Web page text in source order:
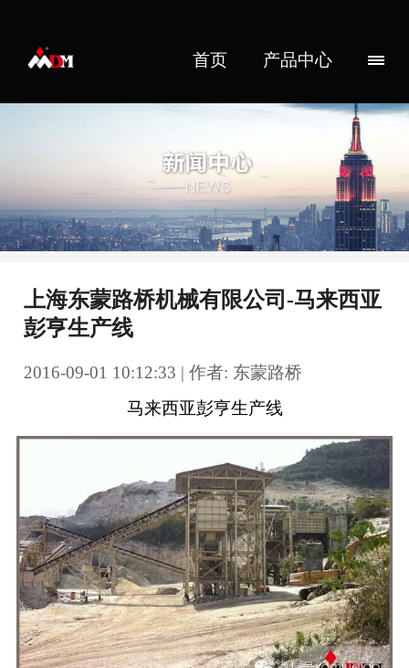
首页 产品中心
上海东蒙路桥机械有限公司-马来西亚
彭亨生产线
2016-09-01 10:12:33 | 作者: 东蒙路桥
马来西亚彭亨生产线